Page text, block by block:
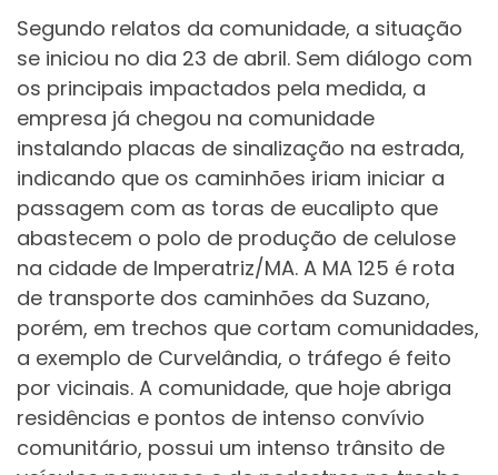
Segundo relatos da comunidade, a situação
se iniciou no dia 23 de abril. Sem diálogo com
os principais impactados pela medida, a
empresa já chegou na comunidade
instalando placas de sinalização na estrada,
indicando que os caminhões iriam iniciar a
passagem com as toras de eucalipto que
abastecem o polo de produção de celulose
na cidade de Imperatriz/MA. A MA 125 é rota
de transporte dos caminhões da Suzano,
porém, em trechos que cortam comunidades,
a exemplo de Curvelândia, o tráfego é feito
por vicinais. A comunidade, que hoje abriga
residências e pontos de intenso convívio
comunitário, possui um intenso trânsito de